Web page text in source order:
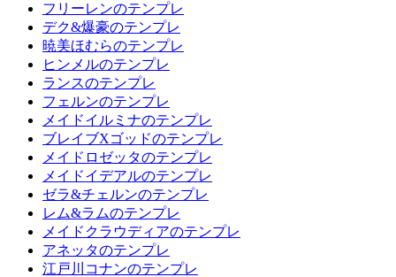
フリーレンのテンプレ
デク&爆豪のテンプレ
暁美ほむらのテンプレ
ヒンメルのテンプレ
ランスのテンプレ
フェルンのテンプレ
メイドイルミナのテンプレ
ブレイブXゴッドのテンプレ
メイドロゼッタのテンプレ
メイドイデアルのテンプレ
ゼラ&チェルンのテンプレ
レム&ラムのテンプレ
メイドクラウディアのテンプレ
アネッタのテンプレ
江戸川コナンのテンプレ